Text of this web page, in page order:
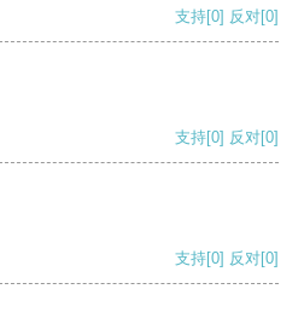
支持[0] 反对[0]
支持[0] 反对[0]
支持[0] 反对[0]